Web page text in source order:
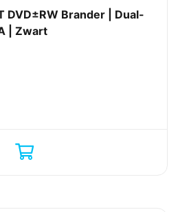
DVD±RW Brander | Dual-
| Zwart